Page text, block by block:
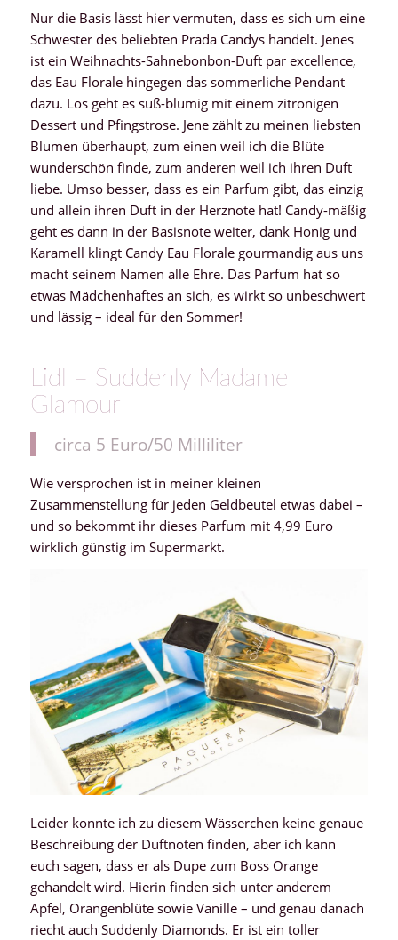
Nur die Basis lässt hier vermuten, dass es sich um eine
Schwester des beliebten Prada Candys handelt. Jenes
ist ein Weihnachts-Sahnebonbon-Duft par excellence,
das Eau Florale hingegen das sommerliche Pendant
dazu. Los geht es süß-blumig mit einem zitronigen
Dessert und Pfingstrose. Jene zählt zu meinen liebsten
Blumen überhaupt, zum einen weil ich die Blüte
wunderschön finde, zum anderen weil ich ihren Duft
liebe. Umso besser, dass es ein Parfum gibt, das einzig
und allein ihren Duft in der Herznote hat! Candy-mäßig
geht es dann in der Basisnote weiter, dank Honig und
Karamell klingt Candy Eau Florale gourmandig aus uns
macht seinem Namen alle Ehre. Das Parfum hat so
etwas Mädchenhaftes an sich, es wirkt so unbeschwert
und lässig – ideal für den Sommer!
Lidl – Suddenly Madame
Glamour
circa 5 Euro/50 Milliliter
Wie versprochen ist in meiner kleinen
Zusammenstellung für jeden Geldbeutel etwas dabei –
und so bekommt ihr dieses Parfum mit 4,99 Euro
wirklich günstig im Supermarkt.
Leider konnte ich zu diesem Wässerchen keine genaue
Beschreibung der Duftnoten finden, aber ich kann
euch sagen, dass er als Dupe zum Boss Orange
gehandelt wird. Hierin finden sich unter anderem
Apfel, Orangenblüte sowie Vanille – und genau danach
riecht auch Suddenly Diamonds. Er ist ein toller